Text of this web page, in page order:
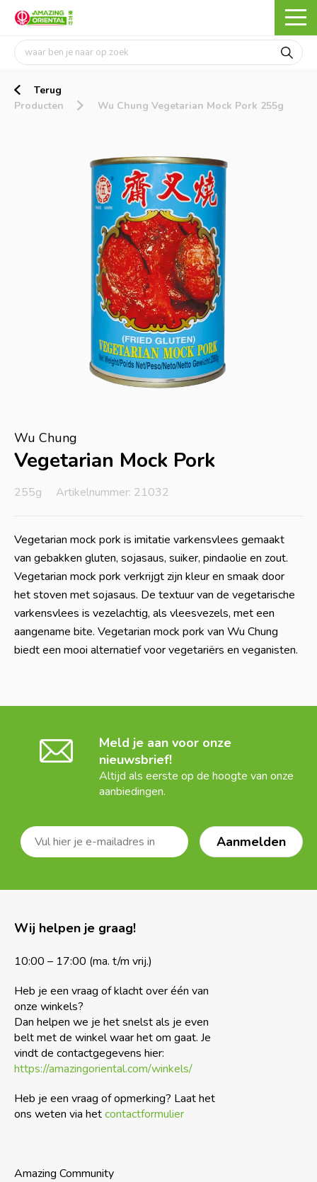
Terug
Producten
Wu Chung Vegetarian Mock Pork 255g
Wu Chung
Vegetarian Mock Pork
255g Artikelnummer: 21032
Vegetarian mock pork is imitatie varkensvlees gemaakt
van gebakken gluten, sojasaus, suiker, pindaolie en zout.
Vegetarian mock pork verkrijgt zijn kleur en smaak door
het stoven met sojasaus. De textuur van de vegetarische
varkensvlees is vezelachtig, als vleesvezels, met een
aangename bite. Vegetarian mock pork van Wu Chung
biedt een mooi alternatief voor vegetariërs en veganisten.
Meld je aan voor onze
nieuwsbrief!
Altijd als eerste op de hoogte van onze
aanbiedingen.
Wij helpen je graag!
10:00 – 17:00 (ma. t/m vrij.)
Heb je een vraag of klacht over één van
onze winkels?
Dan helpen we je het snelst als je even
belt met de winkel waar het om gaat. Je
vindt de contactgegevens hier:
https://amazingoriental.com/winkels/
Heb je een vraag of opmerking? Laat het
ons weten via hetcontactformulier
Amazing Community